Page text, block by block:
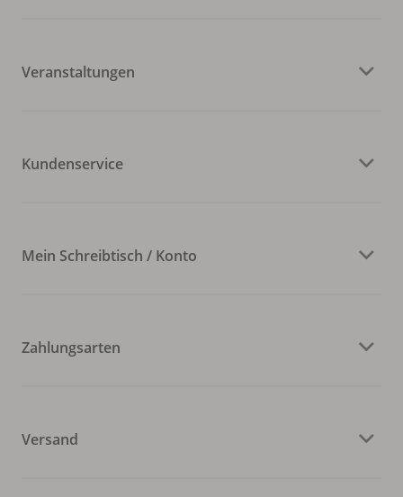
Veranstaltungen
Kundenservice
Mein Schreibtisch / Konto
Zahlungsarten
Versand